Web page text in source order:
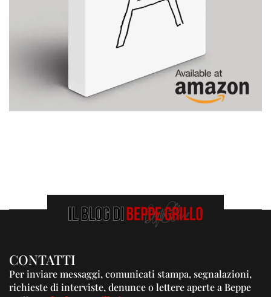
CONTATTI
Per inviare messaggi, comunicati stampa, segnalazioni,
richieste di interviste, denunce o lettere aperte a Beppe